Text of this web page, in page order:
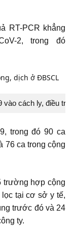
RT-PCR khẳng
2, trong đó
cách ly, điều trị
trong đó 90 ca
76 ca trong cộng
trường hợp cộng
tại cơ sở y tế,
trước đó và 24
ty.